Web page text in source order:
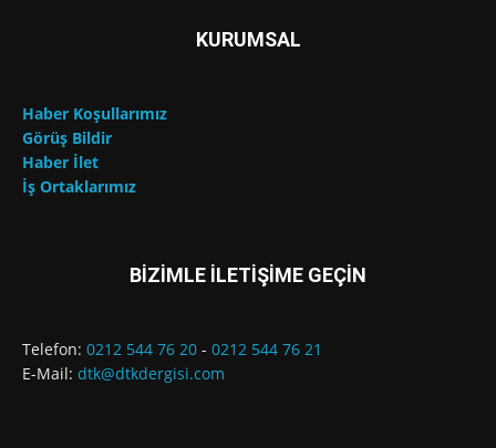
KURUMSAL
Haber Koşullarımız
Görüş Bildir
Haber İlet
İş Ortaklarımız
BİZİMLE İLETİŞİME GEÇİN
Telefon: 0212 544 76 20 - 0212 544 76 21
E-Mail: dtk@dtkdergisi.com